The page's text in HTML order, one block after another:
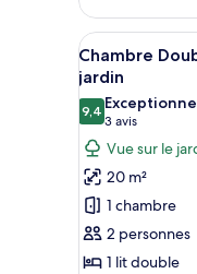
le
type
de
chambre
Chambre
Double
Design
Afficher
toutes
les
photos
pour
ce
type
de
chambre :
Chambre
7
Chambre
jardin
9,49,4 sur 10
3 avis
(3 avis)
Vue sur le
20 m²
1 chambre
2 personnes
1 lit double